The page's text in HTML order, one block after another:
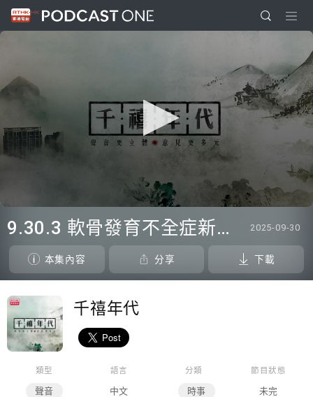
seconds
of
seconds
9.30.3 軟骨發育不全症新藥助軟細胞生長 民建聯倡納入安全網藥物 2025-09-30
本集內容 分享 下載
千禧年代
類型
聲音
語言
中文
分類
時事
節目狀態
未完